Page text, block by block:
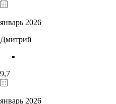
январь 2026
Дмитрий
9,7
январь 2026